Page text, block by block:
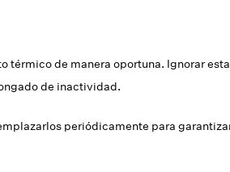
térmico de manera oportuna. Ignorar
de inactividad.
periódicamente para